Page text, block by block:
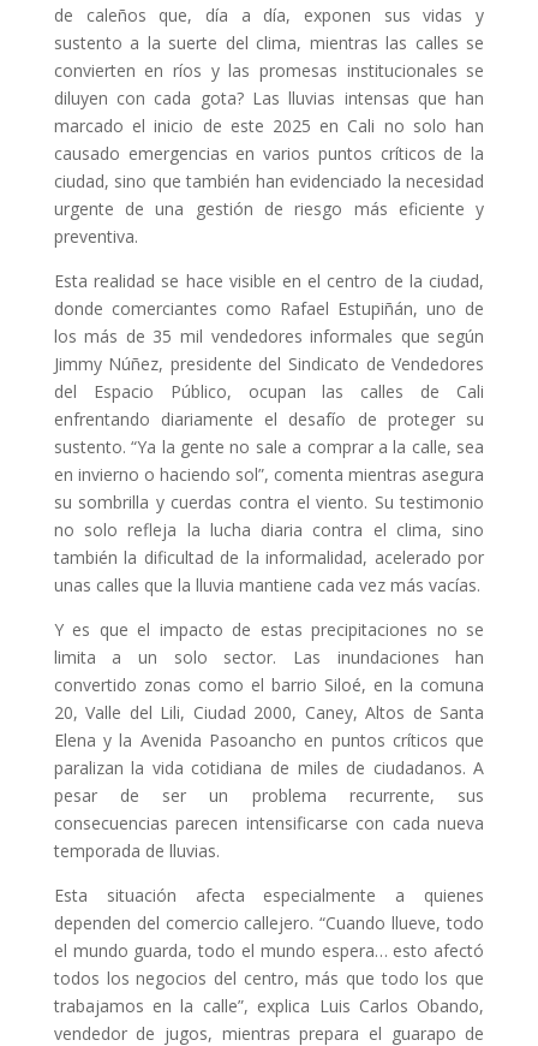
de caleños que, día a día, exponen sus vidas y
sustento a la suerte del clima, mientras las calles se
convierten en ríos y las promesas institucionales se
diluyen con cada gota? Las lluvias intensas que han
marcado el inicio de este 2025 en Cali no solo han
causado emergencias en varios puntos críticos de la
ciudad, sino que también han evidenciado la necesidad
urgente de una gestión de riesgo más eficiente y
preventiva.
Esta realidad se hace visible en el centro de la ciudad,
donde comerciantes como Rafael Estupiñán, uno de
los más de 35 mil vendedores informales que según
Jimmy Núñez, presidente del Sindicato de Vendedores
del Espacio Público, ocupan las calles de Cali
enfrentando diariamente el desafío de proteger su
sustento. “Ya la gente no sale a comprar a la calle, sea
en invierno o haciendo sol”, comenta mientras asegura
su sombrilla y cuerdas contra el viento. Su testimonio
no solo refleja la lucha diaria contra el clima, sino
también la dificultad de la informalidad, acelerado por
unas calles que la lluvia mantiene cada vez más vacías.
Y es que el impacto de estas precipitaciones no se
limita a un solo sector. Las inundaciones han
convertido zonas como el barrio Siloé, en la comuna
20, Valle del Lili, Ciudad 2000, Caney, Altos de Santa
Elena y la Avenida Pasoancho en puntos críticos que
paralizan la vida cotidiana de miles de ciudadanos. A
pesar de ser un problema recurrente, sus
consecuencias parecen intensificarse con cada nueva
temporada de lluvias.
Esta situación afecta especialmente a quienes
dependen del comercio callejero. “Cuando llueve, todo
el mundo guarda, todo el mundo espera… esto afectó
todos los negocios del centro, más que todo los que
trabajamos en la calle”, explica Luis Carlos Obando,
vendedor de jugos, mientras prepara el guarapo de